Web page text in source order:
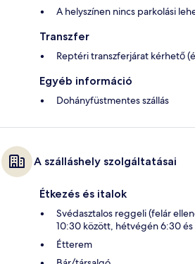
A helyszínen nincs parkolási
Transzfer
Reptéri transzferjárat kérhető
Egyéb információ
Dohányfüstmentes szállás
A szálláshely szolgáltatásai
Étkezés és italok
Svédasztalos reggeli (felár
10:30 között, hétvégén 6:30 és
Étterem